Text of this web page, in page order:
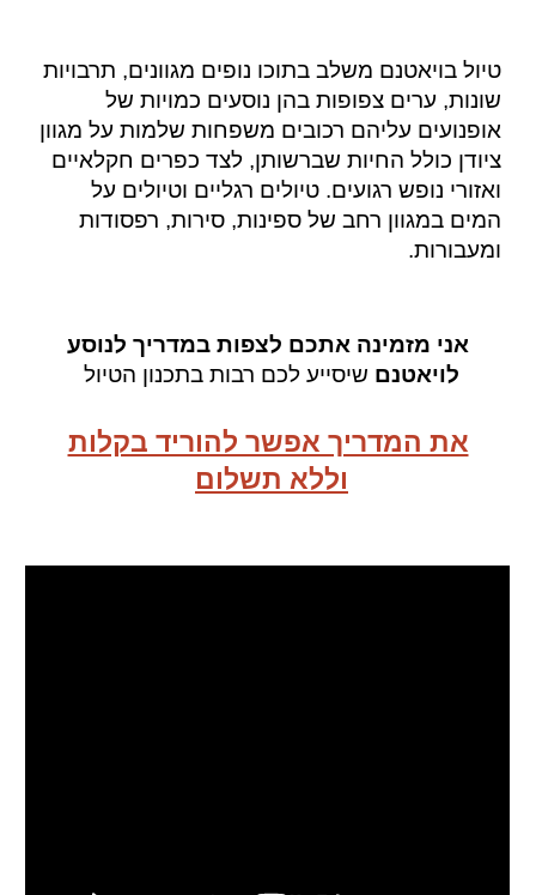
טיול בויאטנם משלב בתוכו נופים מגוונים, תרבויות
שונות, ערים צפופות בהן נוסעים כמויות של
אופנועים עליהם רכובים משפחות שלמות על מגוון
ציודן כולל החיות שברשותן, לצד כפרים חקלאיים
ואזורי נופש רגועים. טיולים רגליים וטיולים על
המים במגוון רחב של ספינות, סירות, רפסודות
ומעבורות.
אני מזמינה אתכם לצפות במדריך לנוסע
לויאטנם שיסייע לכם רבות בתכנון הטיול
את המדריך אפשר להוריד בקלות
וללא תשלום